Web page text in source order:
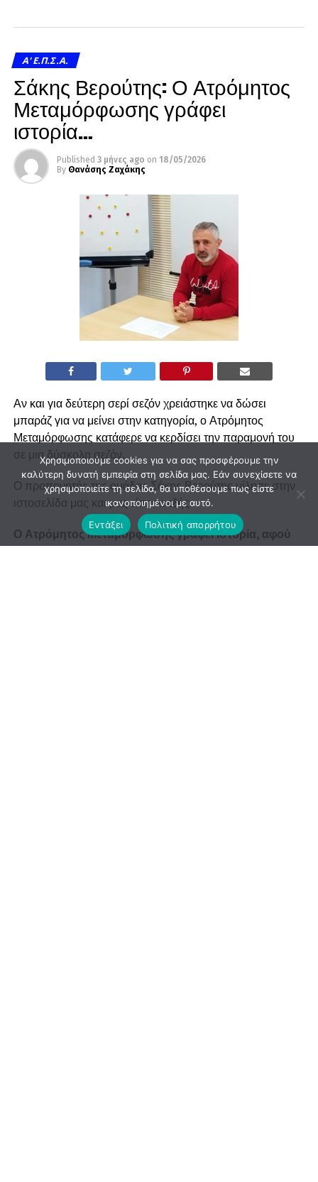
A' Ε.Π.Σ.Α.
Σάκης Βερούτης: Ο Ατρόμητος
Μεταμόρφωσης γράφει
ιστορία…
Published 3 μήνες ago on 18/05/2026
By Θανάσης Ζαχάκης
Αν και για δεύτερη σερί σεζόν χρειάστηκε να δώσει
μπαράζ για να μείνει στην κατηγορία, ο Ατρόμητος
Μεταμόρφωσης κατάφερε να κερδίσει την παραμονή του
σε μια δύσκολη σεζόν.
Ο προπονητής της ομάδας Σάκης Βερούτης μίλησε στην
ιστοσελίδα μας και μας είπε τα εξής…
Ο Ατρόμητος Μεταμόρφωσης γράφει ιστορία, αφού
θα αγωνιστεί στην Α’ κατηγορία για 5η σεζόν. Το
Χρησιμοποιούμε cookies για να σας προσφέρουμε την
καλύτερη δυνατή εμπειρία στη σελίδα μας. Εάν συνεχίσετε να
χρησιμοποιείτε τη σελίδα, θα υποθέσουμε πως είστε
ικανοποιημένοι με αυτό.
Εντάξει
Πολιτική απορρήτου